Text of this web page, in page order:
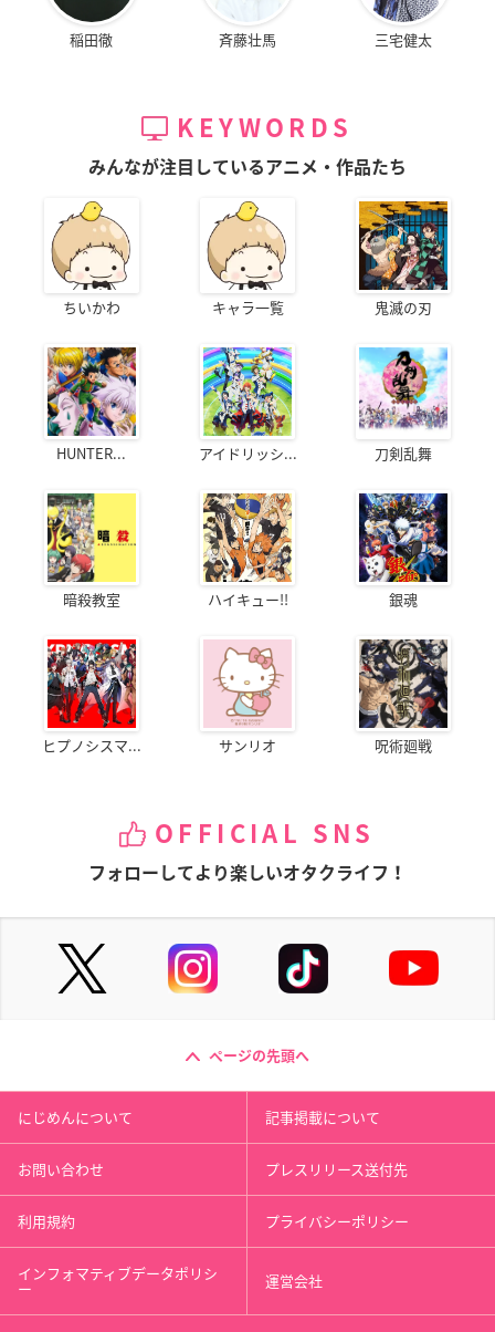
稲田徹 斉藤壮馬 三宅健太
KEYWORDS
みんなが注目しているアニメ・作品たち
ちいかわ キャラ一覧 鬼滅の刃
HUNTER... アイドリッシ... 刀剣乱舞
暗殺教室 ハイキュー!! 銀魂
ヒプノシスマ... サンリオ 呪術廻戦
OFFICIAL SNS
フォローしてより楽しいオタクライフ！
ページの先頭へ
にじめんについて 記事掲載について
お問い合わせ プレスリリース送付先
利用規約 プライバシーポリシー
インフォマティブデータポリシ
ー 運営会社